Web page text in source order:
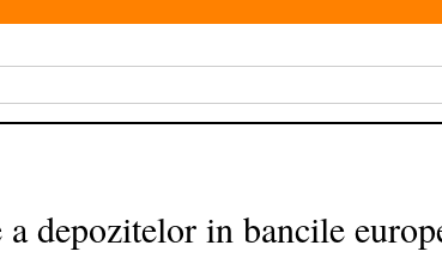
depozitelor in bancile